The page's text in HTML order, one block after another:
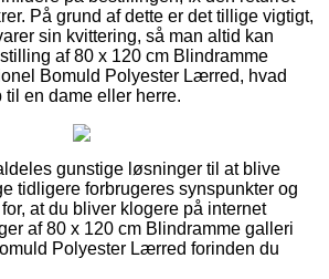
På grund af dette er det tillige vigtigt,
sin kvittering, så man altid kan
af 80 x 120 cm Blindramme
Bomuld Polyester Lærred, hvad
en dame eller herre.
gunstige løsninger til at blive
tidligere forbrugeres synspunkter og
at du bliver klogere på internet
af 80 x 120 cm Blindramme galleri
Polyester Lærred forinden du